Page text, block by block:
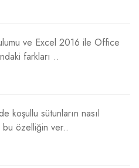
ve Excel 2016 ile Office
farkları ..
koşullu sütunların nasıl
özelliğin ver..